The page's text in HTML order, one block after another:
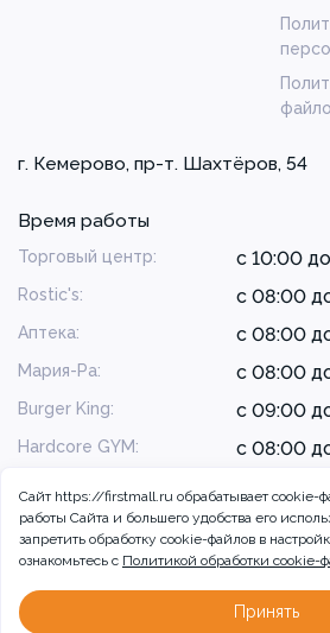
г. Кемерово, пр-т. Шахтёров, 54
Время работы
Торговый центр: с 10:00
Rostic's: с 08:00
Аптека: с 08:00
Мария-Ра: с 08:00
Burger King: с 09:00
Hardcore GYM: с 08:00
© 2026 ТРЦ Радуга, г. Кемерово
Сайт https://firstmall.ru обрабатывает
работы Сайта и большего удобства его
запретить обработку сookie-файлов в
ознакомьтесь с Политикой обработки cookie-
Принять